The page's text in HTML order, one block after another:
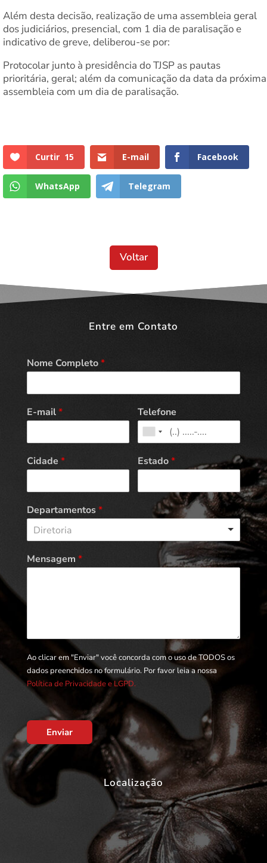
Além desta decisão, realização de uma assembleia geral
dos judiciários, presencial, com 1 dia de paralisação e
indicativo de greve, deliberou-se por:
Protocolar junto à presidência do TJSP as pautas
prioritária, geral; além da comunicação da data da próxima
assembleia com um dia de paralisação.
Curtir 15 E-mail Facebook
WhatsApp Telegram
Voltar
Entre em Contato
Nome Completo*
E-mail* Telefone
Cidade * Estado*
Departamentos*
Diretoria
Mensagem *
Ao clicar em "Enviar" você concorda com o uso de TODOS os
dados preenchidos no formulário. Por favor leia a nossa
Política de Privacidade e LGPD.
Enviar
Localização